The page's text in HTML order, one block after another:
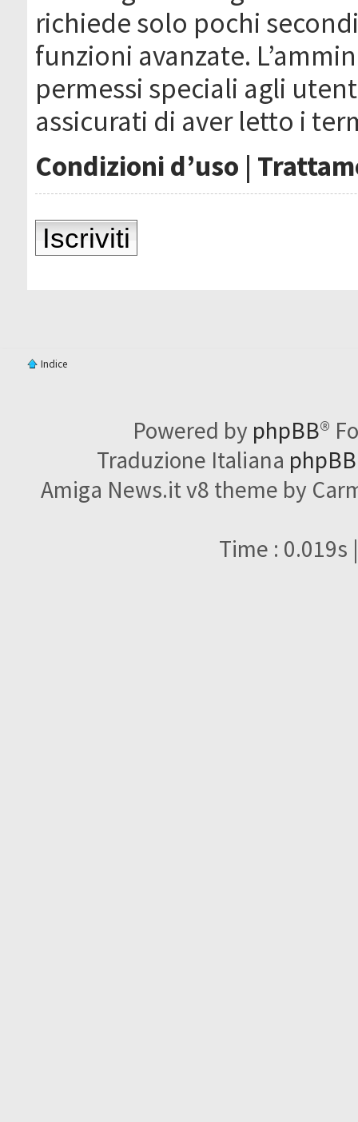
richiede solo pochi
funzioni avanzate.
permessi speciali agli
assicurati di aver letto i
Condizioni d’uso |
Iscriviti
Indice
Powered by phpBB®
Traduzione Italiana
Amiga News.it v8 theme by
Time : 0.019s